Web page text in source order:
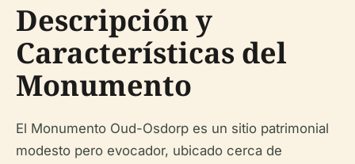
Descripción y
Características del
Monumento
El Monumento Oud-Osdorp es un sitio patrimonial
modesto pero evocador, ubicado cerca de